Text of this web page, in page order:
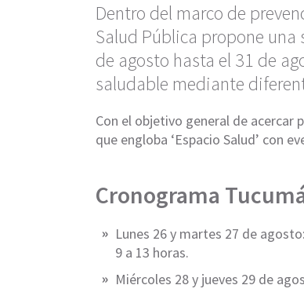
Dentro del marco de
Salud Pública propone
de agosto hasta el 31 de
saludable mediante
Con el objetivo general de acercar
que engloba ‘Espacio Salud’ con
Cronograma
Lunes 26 y martes 27 de
9 a 13 horas.
Miércoles 28 y jueves 29 de